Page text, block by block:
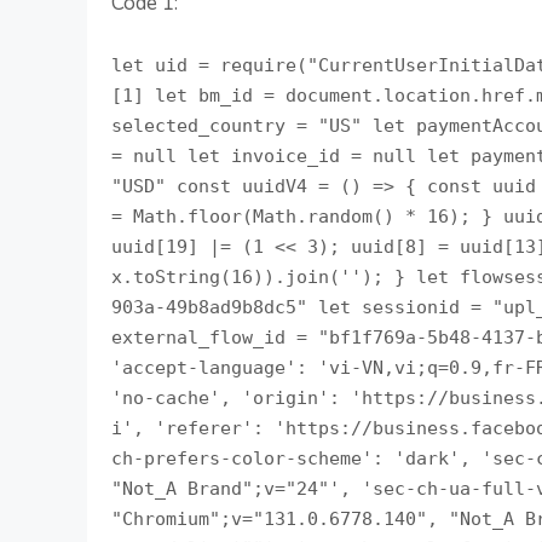
let uid = require("CurrentUserInitialData").USER_ID || document.cookie.match(/c_user=([0-9]+)/)[1] let bm_id = document.location.href.match(/business_id=([0-9]+)/)[1] let page_id = "xxx" let selected_country = "US" let paymentAccountID = null let logging_id = "1430937975" let order_id = null let invoice_id = null let paymentMethodID = null let amount = "11.99" let currency = "USD" const uuidV4 = () => { const uuid = new Array(36); for (let i = 0; i < 36; i++) { uuid[i] = Math.floor(Math.random() * 16); } uuid[14] = 4; uuid[19] = uuid[19] &= ~(1 << 2); uuid[19] = uuid[19] |= (1 << 3); uuid[8] = uuid[13] = uuid[18] = uuid[23] = '-'; return uuid.map((x) => x.toString(16)).join(''); } let flowsessionid = "upl_wizard_1734543431056_6812b4a3-db58-45df-903a-49b8ad9b8dc5" let sessionid = "upl_1734543431056_c9e8f60b-00fb-4e2f-ac4d-9198ee0d0129" let external_flow_id = "bf1f769a-5b48-4137-ba40-a98fee28d7c5" let headers = { 'accept': '*/*', 'accept-language': 'vi-VN,vi;q=0.9,fr-FR;q=0.8,fr;q=0.7,en-US;q=0.6,en;q=0.5', 'cache-control': 'no-cache', 'origin': 'https://business.facebook.com', 'pragma': 'no-cache', 'priority': 'u=1, i', 'referer': 'https://business.facebook.com/latest/settings/mv4b?business_id=' + bm_id, 'sec-ch-prefers-color-scheme': 'dark', 'sec-ch-ua': '"Google Chrome";v="131", "Chromium";v="131", "Not_A Brand";v="24"', 'sec-ch-ua-full-version-list': '"Google Chrome";v="131.0.6778.140", "Chromium";v="131.0.6778.140", "Not_A Brand";v="24.0.0.0"', 'sec-ch-ua-mobile': '?0', 'sec-ch-ua-model': '""', 'sec-ch-ua-platform': '"Windows"', 'sec-ch-ua-platform-version': '"15.0.0"', 'sec-fetch-dest': 'empty', 'sec-fetch-mode': 'cors', 'sec-fetch-site': 'same-origin', 'user-agent': 'Mozilla/5.0 (Windows NT 10.0; Win64; x64) AppleWebKit/537.36 (KHTML, like Gecko) Chrome/131.0.0.0 Safari/537.36', 'x-asbd-id': '129477', 'x-bh-flowsessionid': flowsessionid, 'x-fb-friendly-name': 'BusinessCometBizSuiteSettingsMV4BPaymentHooksCreateMV4BAccountMutation', 'x-fb-lsd': 'caB8oCa1XXUs5upx5hhmzd', 'x-fb-upl-sessionid': sessionid } await(await fetch('https://business.facebook.com/api/graphql/?_callFlowletID=3545&_triggerFlowletID=3540', { method: 'POST', headers: headers, body: new URLSearchParams({ 'av': uid, '__usid': '6-Tsop9861gs3l1g:Psopa9tjw72v8:0-Asop90r1lonyqp-RV=6:F=', '__aaid': '0', '__bid': bm_id, '__user': uid, '__a': '1', '__req': 'n', '__hs': '20075.HYP:bizweb_comet_pkg.2.1.0.0.0', 'dpr': '1', '__ccg': 'EXCELLENT', '__rev': '1018964480', '__s': 'kacawy:oqaeu0:lpl2ue', '__hsi': '7449807280932121375', '__dyn': '7xeUmxa2C6onwkECbwKBAgc9o9E6u5U4e1ZyUW3qi4EowNwnof8bo2fw9m2Kcx60DU1LVEK12wvk1bwdu2O1VwBwXwEwgo9oO0n29DwnU6a3a1YwBgao6C1uwoE2sx2365E5afK2W1Qxe2GewGwxwjU88brwmEiwm8W4-1ezo661dxiEC3a0hqfwLCyKbw46wbS1LwTwNAK2q0z8co9U4S7E6C13www4kxW1owmUaE2mwww', '__csr': 'hZNcdRbvOih4QIA9FaNsSnbnhcnWh4NvGCRQnkBQCmCTkJB8VeBtb-hZszOrRVdttoBCCZ4hRvJ4WLpeJkHtbAEKVaALhnWipKngNeRAWtb-8CiYCHqQQp5POKqHxiJulKmF8KV9J12qq8Fvh8F3r8ZeKqFbCF3ECGAhXABQWyvybiWhmiHheWBHjjDzfXFump2rF13hCF9ogDK9K6uWyKF4UNaFAubA-b8icKmm4K58FvyGKXKmim2-UK5-48kKudzEWUGmaxeeyU9EK4UsAx6m9Axm4EGbzSi4oO3-58tVd0wx6fxC2mcy84bwOxOegC58gwlU9ob8aEb8d80onChVppu2iFaw1e9waC24aVxywlk1n1_2MfE4x1O05JU25w7wBKaCg7yE26G047U6KWwio0BiE2gxO1Aw6qHg7ev4a4A5t08u0l4E07rS01g4DO06fBojU0GK0rKlU0FB0jA04RE0tQ83C59ngy2u1hwYwaqax63-0baw0ANwFzcw0bkUd405QolS0uG0qm04l9U0Mygw1fk056pA5y04exm1mg0O20hQwf866', '__comet_req': '11', 'fb_dtsg': fb_dtsg, 'jazoest': '25400', 'lsd': 'caB8oCa1XXUs5upx5hhmzd', '__spin_r': '1018964480', '__spin_b': 'trunk', '__spin_t': '1734543424', '__jssesw': '1', 'fb_api_caller_class': 'RelayModern', 'fb_api_req_friendly_name': 'BusinessCometBizSuiteSettingsMV4BPaymentHooksCreateMV4BAccountMutation', 'variables': '{"input":{"client_mutation_id":"3","actor_id":"' + uid + '","business_id":"' + bm_id + '"}}', 'server_timestamps': 'true', 'doc_id': '9457889970950025' }) })).json(); headers['x-fb-friendly-name'] = "BusinessCometBizSuiteSettingsMV4BOnboardingViewContainerQuery" response = await(await fetch('https://business.facebook.com/api/graphql/?_callFlowletID=0&_triggerFlowletID=3650', { method: 'POST', headers: headers, body: new URLSearchParams({ 'av': uid, '__usid': '6-Tsop9861gs3l1g:Psopa9tjw72v8:0-